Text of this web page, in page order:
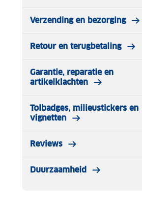
Verzending en bezorging
Retour en terugbetaling
Garantie, reparatie en
artikelklachten
Tolbadges, milieustickers en
vignetten
Reviews
Duurzaamheid